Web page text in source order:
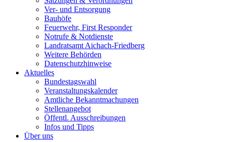
Ver- und Entsorgung
Bauhöfe
Feuerwehr, First Responder
Notrufe & Notdienste
Landratsamt Aichach-Friedberg
Weitere Behörden
Datenschutzhinweise
Aktuelles
Bundestagswahl
Veranstaltungskalender
Amtliche Bekanntmachungen
Stellenangebot
Öffentl. Ausschreibungen
Infos und Tipps
Über uns